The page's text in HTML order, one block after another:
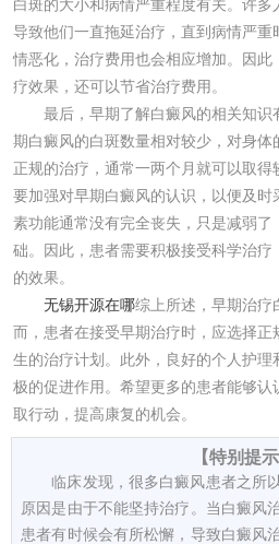
白斑的大小和病情严重程度有关。许多
导致他们一直拖延治疗，直到病情严
情恶化，治疗费用也会相应增加。因
疗效果，还可以节省治疗费用。
最后，早期了解白癜风的相关知识
期白癜风的白斑数量相对较少，对身
正规的治疗，通常一两个月就可以取
要加强对早期白癜风的认识，以便及
素功能通常没有完全丧失，只是减弱了
础。因此，患者需要积极接受科学治
的效果。
无锡开源在哪综上所述，早期治疗
而，患者在接受早期治疗时，应选择
生的治疗计划。此外，良好的个人护
极的促进作用。希望更多的患者能够
取行动，提高康复的机会。
【特别提示
临床发现，很多白癜风患者之所
原因是由于不能坚持治疗。当白癜风
患者有时候会有所松懈，导致白癜风